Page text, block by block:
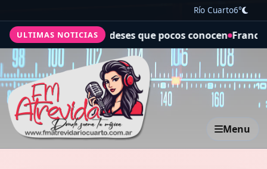
Río Cuarto6°
ULTIMAS NOTICIAS
que pocos conocen Franco Mastantuono se
Menu